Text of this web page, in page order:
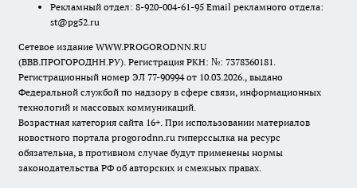
Рекламный отдел: 8-920-004-61-95 Email рекламного отдела:
st@pg52.ru
Сетевое издание WWW.PROGORODNN.RU
(ВВВ.ПРОГОРОДНН.РУ). Регистрация РКН: №: 7378360181.
Регистрационный номер ЭЛ 77-90994 от 10.03.2026., выдано
Федеральной службой по надзору в сфере связи, информационных
технологий и массовых коммуникаций.
Возрастная категория сайта 16+. При использовании материалов
новостного портала progorodnn.ru гиперссылка на ресурс
обязательна, в противном случае будут применены нормы
законодательства РФ об авторских и смежных правах.